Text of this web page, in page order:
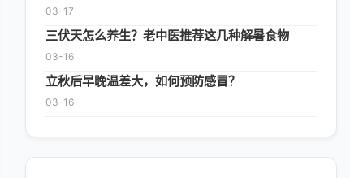
03-17
三伏天怎么养生？老中医推荐这几种解暑食物
03-16
立秋后早晚温差大，如何预防感冒？
03-16